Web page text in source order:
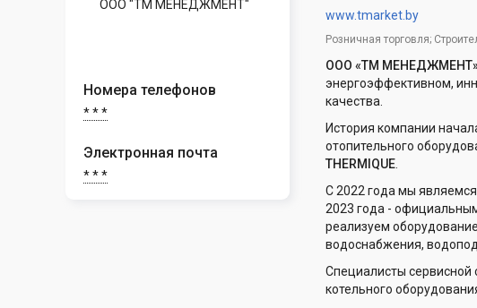
Номера телефонов
* * *
Электронная почта
* * *
www.tmarket.by
Розничная торговля;
ООО «ТМ
энергоэффективном,
качества.
История компании
отопительного
THERMIQUE
С 2022 года мы
2023 года -
реализуем
водоснабжения,
Специалисты
котельного